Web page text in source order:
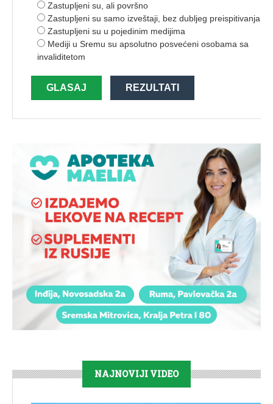
Zastupljeni su, ali površno
Zastupljeni su samo izveštaji, bez dubljeg preispitivanja
Zastupljeni su u pojedinim medijima
Mediji u Sremu su apsolutno posvećeni osobama sa
invaliditetom
GLASAJ REZULTATI
NAJNOVIJI VIDEO